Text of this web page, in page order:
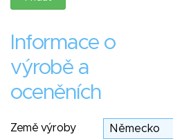
Informace o
výrobě a
oceněních
Země výroby